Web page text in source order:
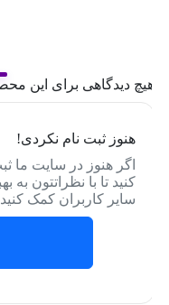
دیدگاهی برای این
هنوز ثبت نام نکردی!
اگر هنوز در سایت ما
کنید تا با نظراتتون به
سایر کاربران کمک کنید.